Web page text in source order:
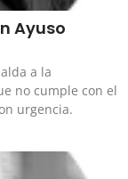
Ayuso
a la
no cumple con el
urgencia.